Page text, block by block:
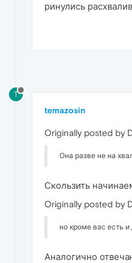
ринулись
T
temazosin
Originally posted by
Она разве не на
Скользить
Originally posted by
но кроме вас есть и
Аналогично